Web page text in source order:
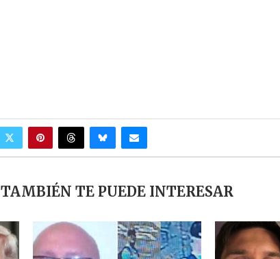
TAMBIÉN TE PUEDE INTERESAR